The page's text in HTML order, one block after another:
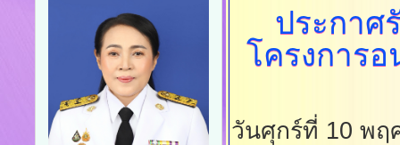
ประกาศ
โครงการ
วันศุกร์ที่ 10 พฤ